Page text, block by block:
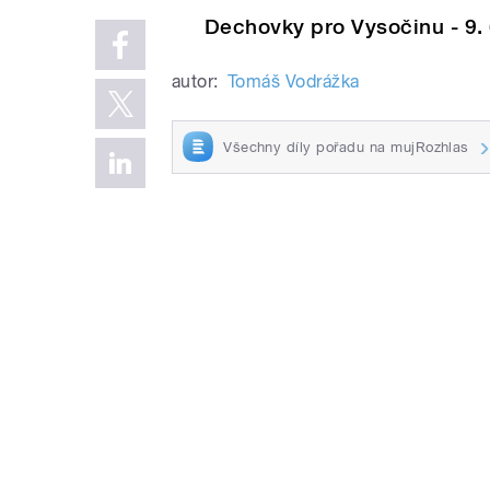
Dechovky pro Vysočinu - 9.
autor: Tomáš Vodrážka
Všechny díly pořadu na mujRozhlas